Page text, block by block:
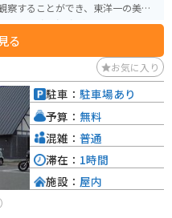
察することができ、東洋一の美し
て約15度の温度が保たれており、
っています。洞内の光と影が織り
ートを体験できます。売店やお土
の展望台があるので合わせて訪
る
お気に入り
駐車： 駐車場あり
予算： 無料
混雑： 普通
滞在： 1時間
施設： 屋内